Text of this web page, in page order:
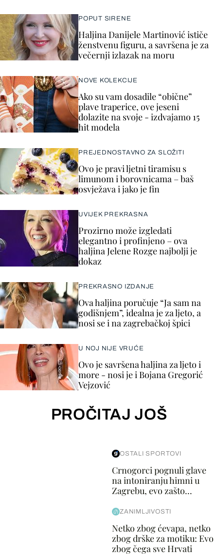
POPUT SIRENE
Haljina Danijele Martinović ističe
ženstvenu figuru, a savršena je za
večernji izlazak na moru
NOVE KOLEKCIJE
Ako su vam dosadile “obične”
plave traperice, ove jeseni
dolazite na svoje - izdvajamo 15
hit modela
PREJEDNOSTAVNO ZA SLOŽITI
Ovo je pravi ljetni tiramisu s
limunom i borovnicama – baš
osvježava i jako je fin
UVIJEK PREKRASNA
Prozirno može izgledati
elegantno i profinjeno – ova
haljina Jelene Rozge najbolji je
dokaz
PREKRASNO IZDANJE
Ova haljina poručuje “Ja sam na
godišnjem”, idealna je za ljeto, a
nosi se i na zagrebačkoj špici
U NOJ NIJE VRUĆE
Ovo je savršena haljina za ljeto i
more - nosi je i Bojana Gregorić
Vejzović
PROČITAJ JOŠ
OSTALI SPORTOVI
Crnogorci pognuli glave
na intoniranju himni u
Zagrebu, evo zašto...
ZANIMLJIVOSTI
Netko zbog ćevapa, netko
zbog drške za motiku: Evo
zbog čega sve Hrvati